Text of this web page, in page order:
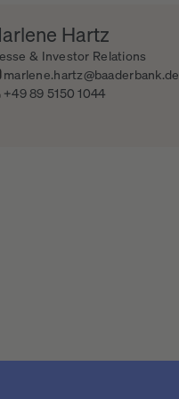
Hartz
& Investor Relations
marlene.hartz@baaderbank.de
+49 89 5150 1044